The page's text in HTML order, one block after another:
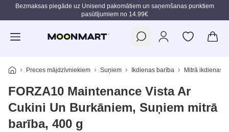
Pāriet uz galveno saturu
Bezmaksas piegāde uz Unisend pakomātiem un saņemšanas punktiem
pasūtījumiem no 14.99€
Preces mājdzīvniekiem Suņiem Ikdienas barība Mitrā ikdienas
FORZA10 Maintenance Vista Ar
Cukini Un Burkāniem, Suņiem mitrā
barība, 400 g